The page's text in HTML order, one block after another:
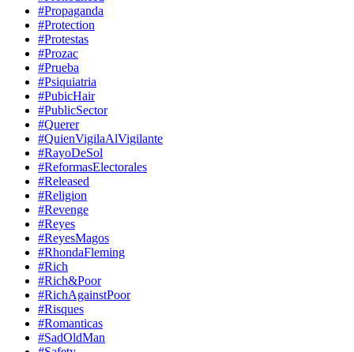
#Propaganda
#Protection
#Protestas
#Prozac
#Prueba
#Psiquiatria
#PubicHair
#PublicSector
#Querer
#QuienVigilaAlVigilante
#RayoDeSol
#ReformasElectorales
#Released
#Religion
#Revenge
#Reyes
#ReyesMagos
#RhondaFleming
#Rich
#Rich&Poor
#RichAgainstPoor
#Risques
#Romanticas
#SadOldMan